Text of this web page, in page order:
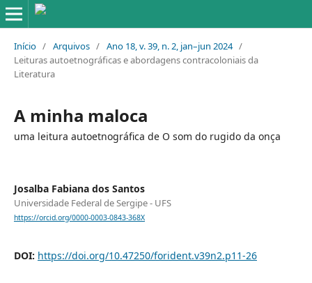
Início / Arquivos / Ano 18, v. 39, n. 2, jan–jun 2024 /
Leituras autoetnográficas e abordagens contracoloniais da
Literatura
A minha maloca
uma leitura autoetnográfica de O som do rugido da onça
Josalba Fabiana dos Santos
Universidade Federal de Sergipe - UFS
https://orcid.org/0000-0003-0843-368X
DOI: https://doi.org/10.47250/forident.v39n2.p11-26